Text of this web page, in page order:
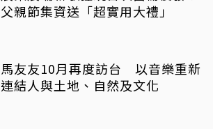
父親節集資送「超實用大禮」
馬友友10月再度訪台 以音樂重新
連結人與土地、自然及文化